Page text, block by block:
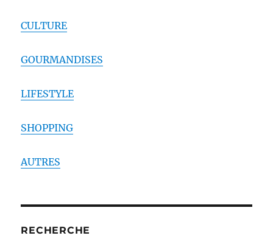
CULTURE
GOURMANDISES
LIFESTYLE
SHOPPING
AUTRES
RECHERCHE